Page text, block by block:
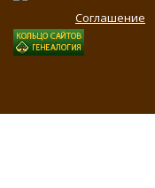
Соглашение